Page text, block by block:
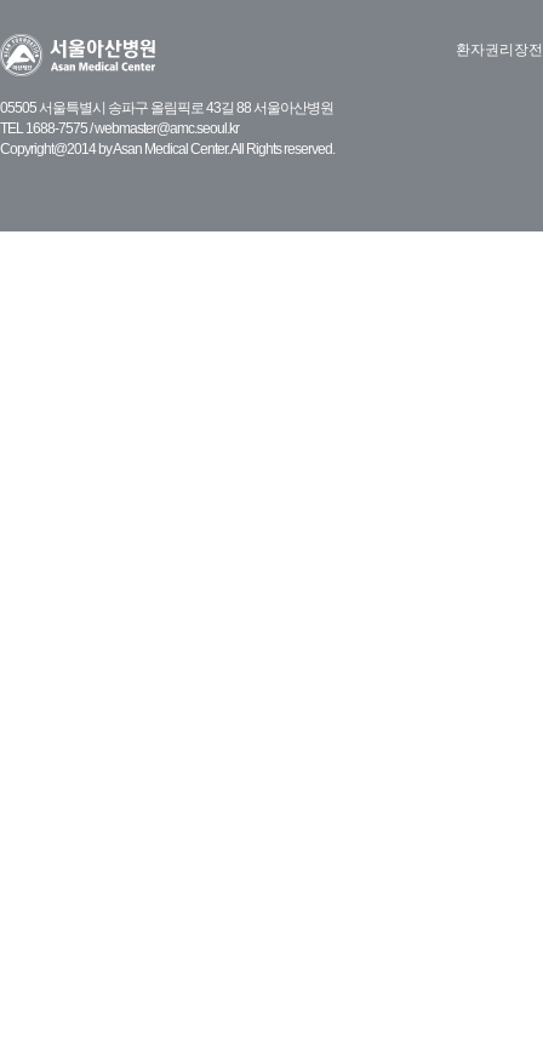
05505 서울특별시 송파구 올림픽로 43길 88 서울아산병원
TEL 1688-7575 /webmaster@amc.seoul.kr
Copyright@2014 by Asan Medical Center. All Rights reserved.
환자권리장전